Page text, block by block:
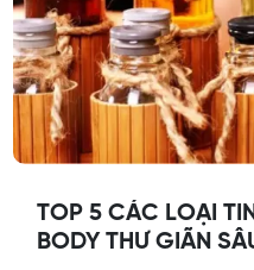
TOP 5 CÁC LOẠI
BODY THƯ GIÃN